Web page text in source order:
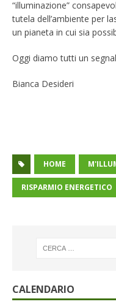
“illuminazione”
tutela dell’ambiente per
un pianeta in cui sia
Oggi diamo tutti un
Bianca Desideri
HOME
RISPARMIO ENERGETICO
CALENDARIO